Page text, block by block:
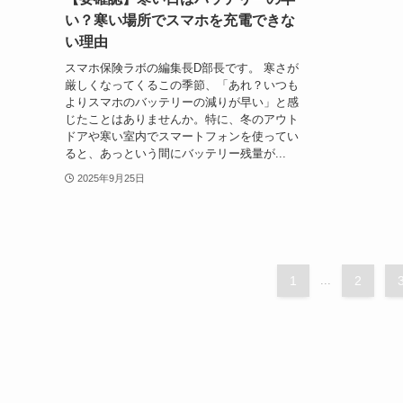
い？寒い場所でスマホを充電できな
い理由
スマホ保険ラボの編集長D部長です。 寒さが
厳しくなってくるこの季節、「あれ？いつも
よりスマホのバッテリーの減りが早い」と感
じたことはありませんか。特に、冬のアウト
ドアや寒い室内でスマートフォンを使ってい
ると、あっという間にバッテリー残量が...
2025年9月25日
1 2 3